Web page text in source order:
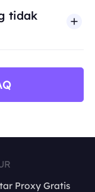
tidak
Proxy Gratis